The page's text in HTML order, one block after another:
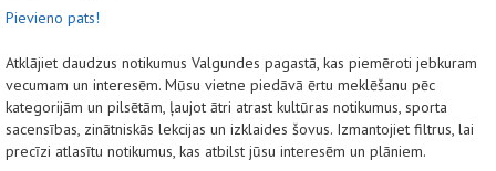
Pievieno pats!
Atklājiet daudzus notikumus Valgundes pagastā, kas piemēroti jebkuram
vecumam un interesēm. Mūsu vietne piedāvā ērtu meklēšanu pēc
kategorijām un pilsētām, ļaujot ātri atrast kultūras notikumus, sporta
sacensības, zinātniskās lekcijas un izklaides šovus. Izmantojiet filtrus, lai
precīzi atlasītu notikumus, kas atbilst jūsu interesēm un plāniem.